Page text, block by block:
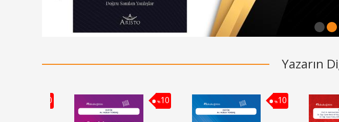
1
Yazarın
10 %10 %10